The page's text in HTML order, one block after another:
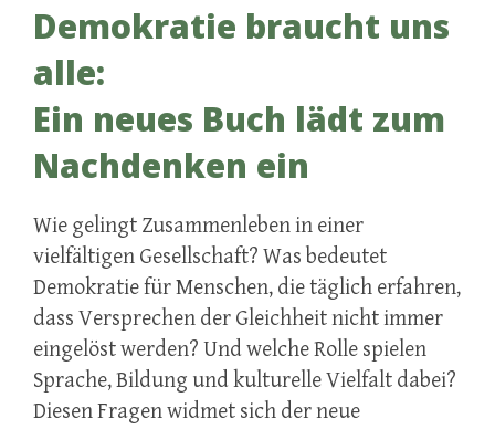
Demokratie braucht uns
alle:
Ein neues Buch lädt zum
Nachdenken ein
Wie gelingt Zusammenleben in einer
vielfältigen Gesellschaft? Was bedeutet
Demokratie für Menschen, die täglich erfahren,
dass Versprechen der Gleichheit nicht immer
eingelöst werden? Und welche Rolle spielen
Sprache, Bildung und kulturelle Vielfalt dabei?
Diesen Fragen widmet sich der neue